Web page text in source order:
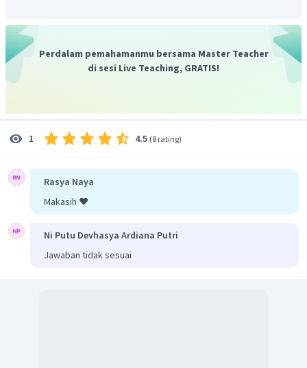
Besar energi potensial saat ∆x = 10 cm = 0,1 m
Dengan menggunakan persamaan energi potensial pada
Jadi, nilai energi potensialnya yaitu 1,25 J
Perdalam pemahamanmu bersama Master Teacher
di sesi Live Teaching, GRATIS!
1 4.5 (8 rating)
Rasya Naya
Makasih ❤️
Ni Putu Devhasya Ardiana Putri
Jawaban tidak sesuai